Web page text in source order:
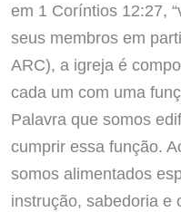
em 1 Coríntios 12:27,
seus membros em
ARC), a igreja é
cada um com uma
Palavra que somos
cumprir essa função.
somos alimentados
instrução, sabedoria e